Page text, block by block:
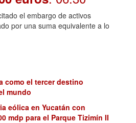
el embargo de activos
por una suma equivalente a lo
como el tercer destino
mundo
eólica en Yucatán con
mdp para el Parque Tizimín II